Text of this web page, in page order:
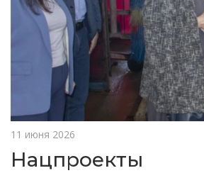
11 июня 2026
Нацпроекты